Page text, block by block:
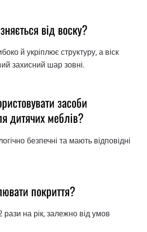
від воску?
й укріплює структуру, а віск
захисний шар зовні.
засоби
дитячих меблів?
безпечні та мають відповідні
покриття?
на рік, залежно від умов